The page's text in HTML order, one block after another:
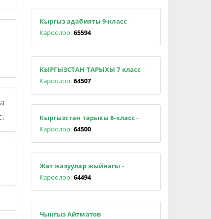
Кыргыз адабияты 9-класс -
Кароолор: 65594
КЫРГЫЗСТАН ТАРЫХЫ 7 класс -
Кароолор: 64507
Кыргызстан тарыхы 8-класс -
Кароолор: 64500
Жат жазуулар жыйнагы -
Кароолор: 64494
Чынгыз Айтматов